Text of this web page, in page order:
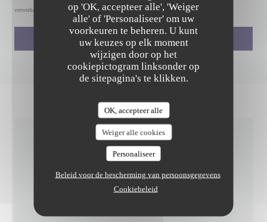
op 'OK, accepteer alle', 'Weiger
alle' of 'Personaliseer' om uw
voorkeuren te beheren. U kunt
uw keuzes op elk moment
wijzigen door op het
cookiepictogram linksonder op
de sitepagina's te klikken.
OK, accepteer alle
Weiger alle cookies
Personaliseer
Beleid voor de bescherming van persoonsgegevens
Cookiebeleid
verwerken, zie ons privacybeleid.
ALGEMENE INFORMATIE
KEUKEN